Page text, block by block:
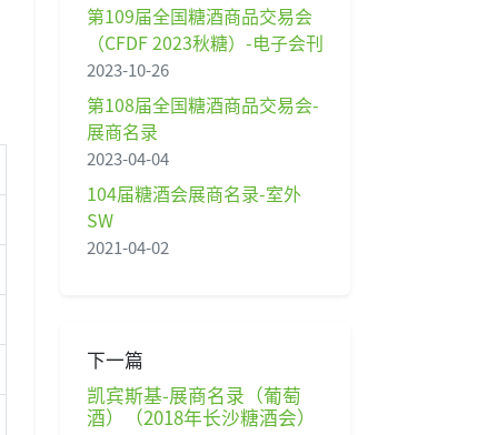
第109届全国糖酒商品交易会
（CFDF 2023秋糖）-电子会刊
2023-10-26
第108届全国糖酒商品交易会-
展商名录
2023-04-04
104届糖酒会展商名录-室外
SW
2021-04-02
下一篇
凯宾斯基-展商名录（葡萄
酒）（2018年长沙糖酒会）